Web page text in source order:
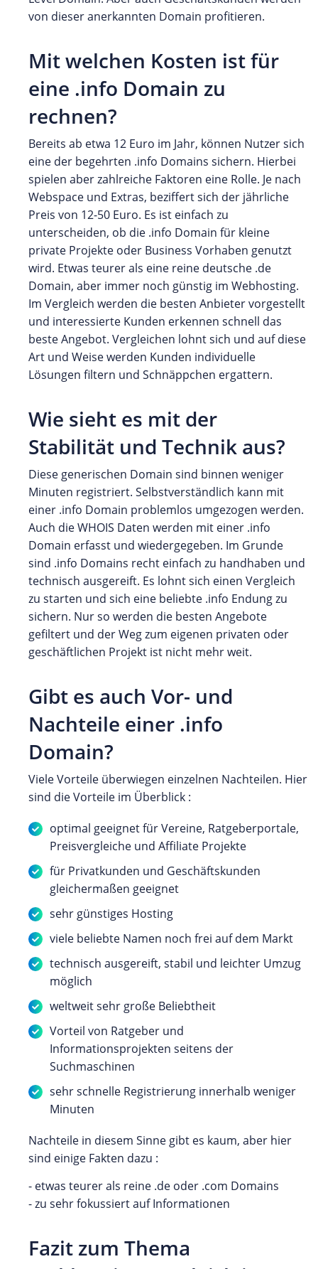
von dieser anerkannten Domain profitieren.
Mit welchen Kosten ist für
eine .info Domain zu
rechnen?
Bereits ab etwa 12 Euro im Jahr, können Nutzer sich
eine der begehrten .info Domains sichern. Hierbei
spielen aber zahlreiche Faktoren eine Rolle. Je nach
Webspace und Extras, beziffert sich der jährliche
Preis von 12-50 Euro. Es ist einfach zu
unterscheiden, ob die .info Domain für kleine
private Projekte oder Business Vorhaben genutzt
wird. Etwas teurer als eine reine deutsche .de
Domain, aber immer noch günstig im Webhosting.
Im Vergleich werden die besten Anbieter vorgestellt
und interessierte Kunden erkennen schnell das
beste Angebot. Vergleichen lohnt sich und auf diese
Art und Weise werden Kunden individuelle
Lösungen filtern und Schnäppchen ergattern.
Wie sieht es mit der
Stabilität und Technik aus?
Diese generischen Domain sind binnen weniger
Minuten registriert. Selbstverständlich kann mit
einer .info Domain problemlos umgezogen werden.
Auch die WHOIS Daten werden mit einer .info
Domain erfasst und wiedergegeben. Im Grunde
sind .info Domains recht einfach zu handhaben und
technisch ausgereift. Es lohnt sich einen Vergleich
zu starten und sich eine beliebte .info Endung zu
sichern. Nur so werden die besten Angebote
gefiltert und der Weg zum eigenen privaten oder
geschäftlichen Projekt ist nicht mehr weit.
Gibt es auch Vor- und
Nachteile einer .info
Domain?
Viele Vorteile überwiegen einzelnen Nachteilen. Hier
sind die Vorteile im Überblick :
optimal geeignet für Vereine, Ratgeberportale,
Preisvergleiche und Affiliate Projekte
für Privatkunden und Geschäftskunden
gleichermaßen geeignet
sehr günstiges Hosting
viele beliebte Namen noch frei auf dem Markt
technisch ausgereift, stabil und leichter Umzug
möglich
weltweit sehr große Beliebtheit
Vorteil von Ratgeber und
Informationsprojekten seitens der
Suchmaschinen
sehr schnelle Registrierung innerhalb weniger
Minuten
Nachteile in diesem Sinne gibt es kaum, aber hier
sind einige Fakten dazu :
- etwas teurer als reine .de oder .com Domains
- zu sehr fokussiert auf Informationen
Fazit zum Thema